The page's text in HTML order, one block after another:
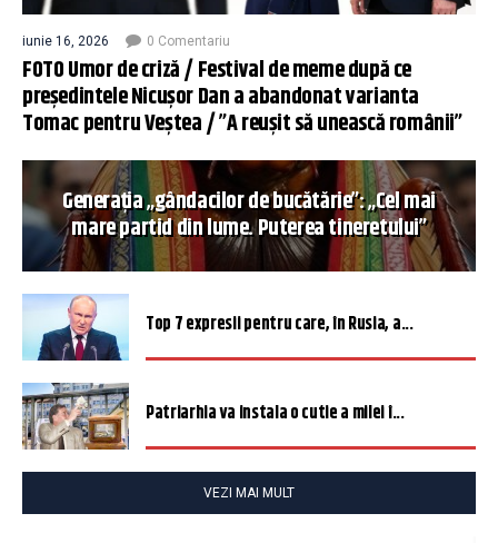
iunie 16, 2026 0 Comentariu
FOTO Umor de criză / Festival de meme după ce
președintele Nicușor Dan a abandonat varianta
Tomac pentru Veștea / ”A reușit să unească românii”
Generația „gândacilor de bucătărie”: „Cel mai
mare partid din lume. Puterea tineretului”
Top 7 expresii pentru care, în Rusia, a...
Patriarhia va instala o cutie a milei î...
VEZI MAI MULT